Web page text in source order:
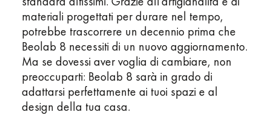
materiali progettati per durare nel tempo,
potrebbe trascorrere un decennio prima che
Beolab 8 necessiti di un nuovo aggiornamento.
Ma se dovessi aver voglia di cambiare, non
preoccuparti: Beolab 8 sarà in grado di
adattarsi perfettamente ai tuoi spazi e al
design della tua casa.